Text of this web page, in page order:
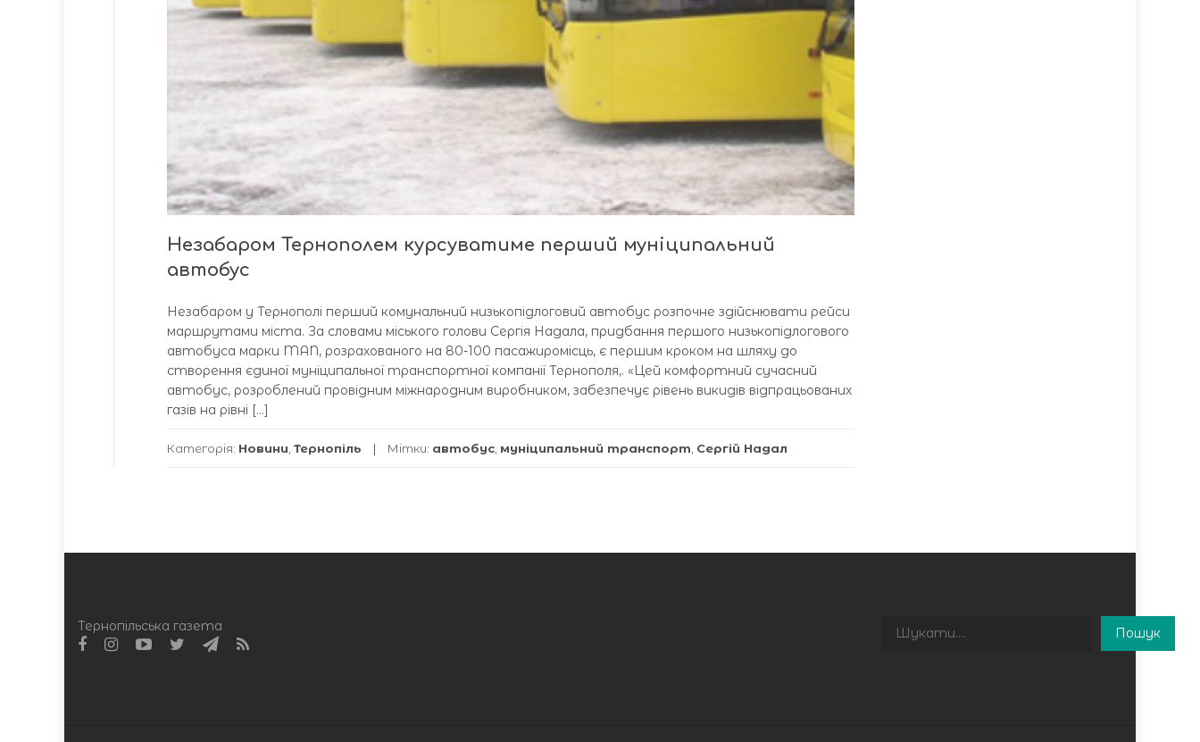
Незабаром Тернополем курсуватиме перший муніципальний
автобус
Незабаром у Тернополі перший комунальний низькопідлоговий автобус розпочне здійснювати рейси
маршрутами міста. За словами міського голови Сергія Надала, придбання першого низькопідлогового
автобуса марки MAN, розрахованого на 80-100 пасажиромісць, є першим кроком на шляху до
створення єдиної муніципальної транспортної компанії Тернополя,. «Цей комфортний сучасний
автобус, розроблений провідним міжнародним виробником, забезпечує рівень викидів відпрацьованих
газів на рівні […]
Категорія: Новини Тернопіль Мітки: автобус муніципальний транспорт Сергій Надал
Тернопільська газета Пошук
Пошук